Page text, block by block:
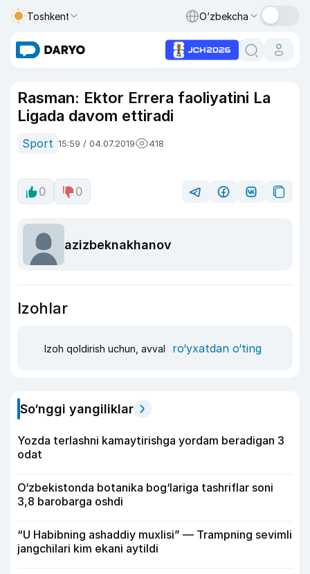
Toshkent O‘zbekcha
Rasman: Ektor Errera faoliyatini La
Ligada davom ettiradi
Sport 15:59 / 04.07.2019 418
0 0
azizbeknakhanov
Izohlar
Izoh qoldirish uchun, avval ro‘yxatdan o‘ting
So‘nggi yangiliklar
Yozda terlashni kamaytirishga yordam beradigan 3
odat
O‘zbekistonda botanika bog‘lariga tashriflar soni
3,8 barobarga oshdi
“U Habibning ashaddiy muxlisi” — Trampning sevimli
jangchilari kim ekani aytildi